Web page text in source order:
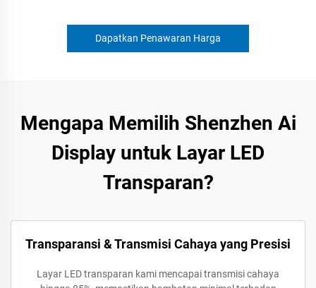
Dapatkan Penawaran Harga
Mengapa Memilih Shenzhen Ai
Display untuk Layar LED
Transparan?
Transparansi & Transmisi Cahaya yang Presisi
Layar LED transparan kami mencapai transmisi cahaya